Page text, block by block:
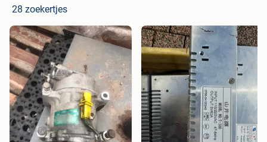
28 zoekertjes